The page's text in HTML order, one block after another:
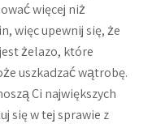
więcej niż
więc upewnij się, że
żelazo, które
uszkadzać wątrobę.
Ci największych
się w tej sprawie z